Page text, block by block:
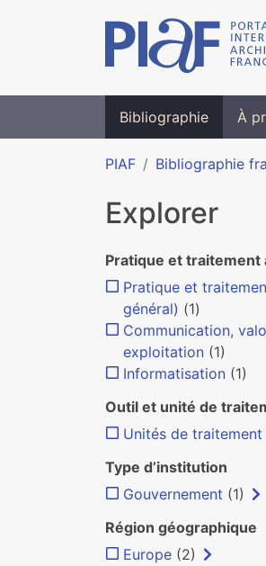
Bibliographie À
PIAF Bibliographie
Explorer
Pratique et traitement
Pratique et
général) (1)
Communication,
exploitation (1)
Informatisation (1)
Outil et unité de
Unités de traitement
Type d’institution
Gouvernement (1)
Région géographique
Europe (2)